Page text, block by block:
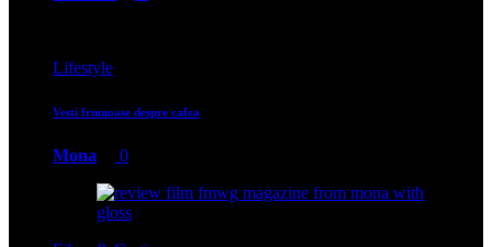
Lifestyle
Vesti frumoase despre cafea
Mona 0